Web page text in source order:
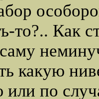
то?.. Как
какую
или по